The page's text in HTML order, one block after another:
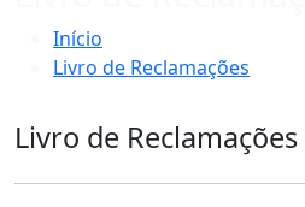
Início
Livro de Reclamações
Livro de Reclamações